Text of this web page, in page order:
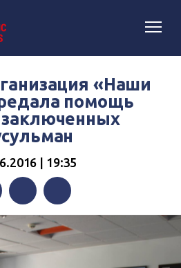
«Наши
помощь
| 19:35
TwitterTelegram